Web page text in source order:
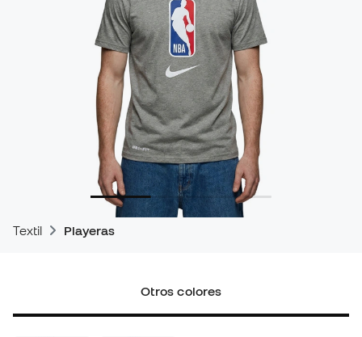
Textil Playeras
Otros colores